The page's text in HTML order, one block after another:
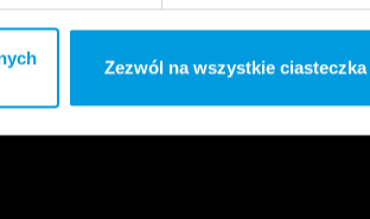
Zezwól na wszystkie ciasteczka